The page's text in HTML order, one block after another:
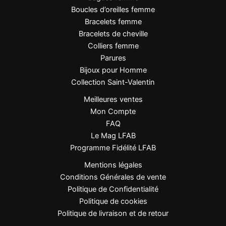
Parce qu’elle allie un design minimaliste et élégant à
une présence affirmée, cette bague devient
rapidement une pièce maîtresse de votre collection de
Un bijou entrelacé de lumière et d’élégance, pour
révéler la femme moderne et raffinée que vous êtes.
Boucles d’oreilles femme
Bracelets femme
Bracelets de cheville
Colliers femme
Parures
Bijoux pour Homme
Collection Saint-Valentin
Meilleures ventes
Mon Compte
FAQ
Le Mag LFAB
Programme Fidélité LFAB
Mentions légales
Conditions Générales de vente
Politique de Confidentialité
Politique de cookies
Politique de livraison et de retour